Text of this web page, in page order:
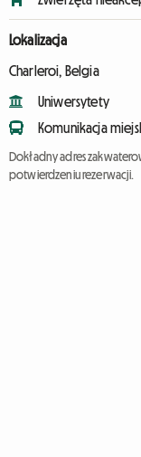
Lokalizacja
Charleroi, Belgia
Uniwersytety
Komunikacja
Dokładny adres
potwierdzeniu rezerwacji.